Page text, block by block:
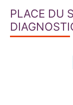
PLACE DU